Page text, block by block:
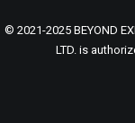
© 2021-2025 BEYOND
LTD. is